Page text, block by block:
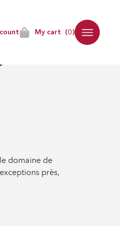
My cart (0)
domaine de
près,